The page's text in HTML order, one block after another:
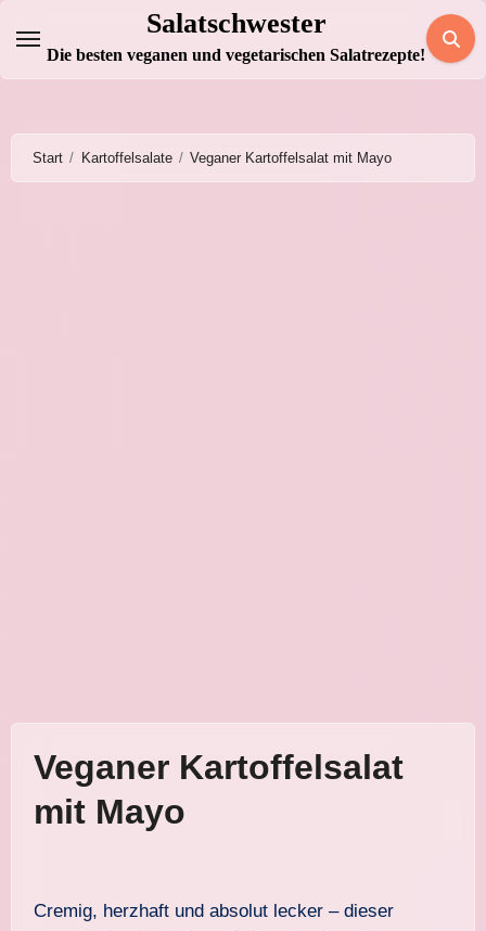
Inhalt
springen
Salatschwester
Die besten veganen und vegetarischen Salatrezepte!
Start Kartoffelsalate Veganer Kartoffelsalat mit Mayo
Veganer Kartoffelsalat
mit Mayo
Cremig, herzhaft und absolut lecker – dieser